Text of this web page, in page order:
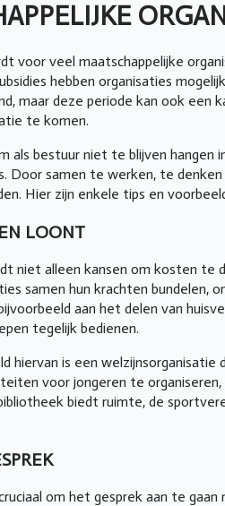
voor veel maatschappelijke
hebben organisaties
maar deze periode kan ook
te komen.
als bestuur niet te blijven hangen
Door samen te werken, te
Hier zijn enkele tips en
LOONT
niet alleen kansen om kosten te
samen hun krachten bundelen,
aan het delen van
tegelijk bedienen.
hiervan is een
voor jongeren te
biedt ruimte, de
om het gesprek aan te gaan